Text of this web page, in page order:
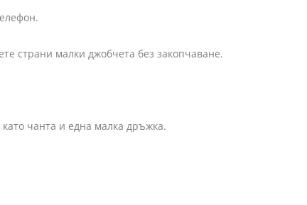
страни малки джобчета без закопчаване.
чанта и една малка дръжка.